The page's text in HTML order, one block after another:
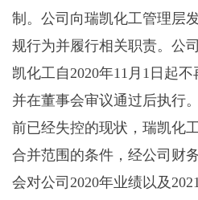
制。公司向瑞凯化工管理层
规行为并履行相关职责。公
凯化工自2020年11月1日起
并在董事会审议通过后执行
前已经失控的现状，瑞凯化
合并范围的条件，经公司财
会对公司2020年业绩以及